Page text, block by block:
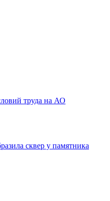
труда на АО
сквер у памятника